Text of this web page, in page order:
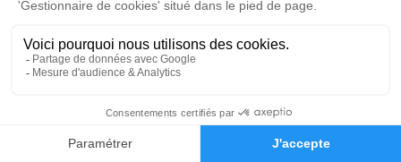
Faire-part Hommages
Je rends hommage
Cérémonie civile
Crématorium de Wattrelos
316, Rue de Leers - Parc d’Activités de l’Avelin